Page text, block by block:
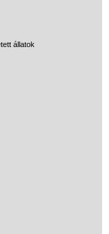
állatok